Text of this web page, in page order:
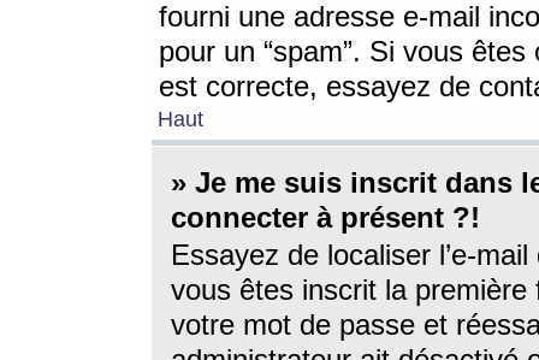
fourni une adresse e-mail
pour un “spam”. Si vous
est correcte, essayez de
Haut
» Je me suis inscrit dans
connecter à présent ?!
Essayez de localiser l’e-
vous êtes inscrit la première
votre mot de passe et